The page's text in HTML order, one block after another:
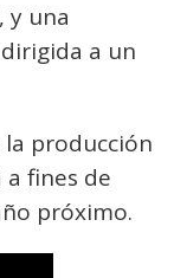
y una
a un
la producción
fines de
próximo.